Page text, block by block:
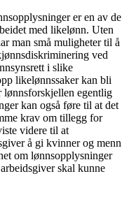
er en av de
med likelønn. Uten
man små muligheter til å
ved
i slike
likelønnssaker kan bli
egentlig
kan også føre til at det
krav om tillegg for
videre til at
å gi kvinner og menn
om lønnsopplysninger
skal kunne